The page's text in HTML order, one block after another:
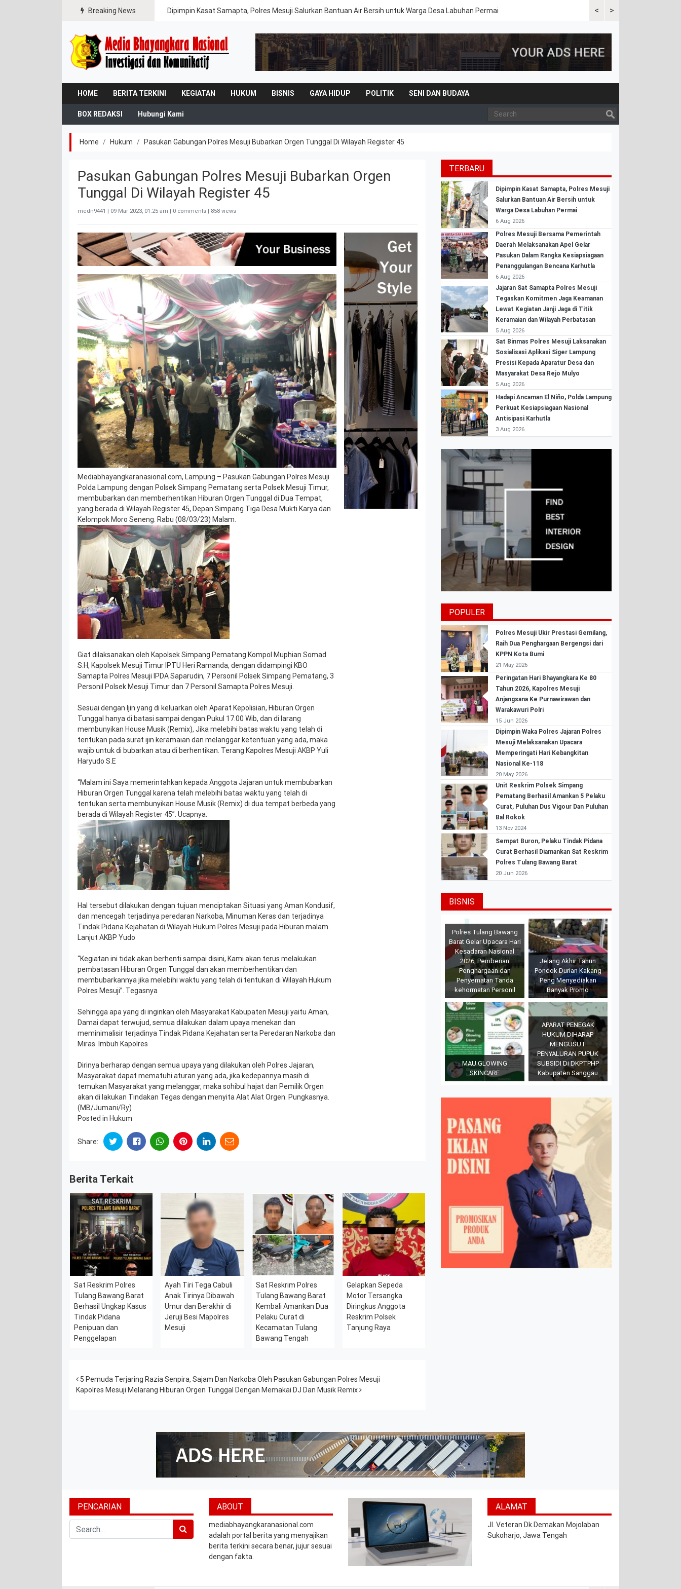
Breaking News <
Dipimpin Kasat Samapta, Polres Mesuji Salurkan Bantuan Air Bersih untuk Warga Desa Labuhan Permai
Polres Mesuji Bersama
>
HOME BERITA TERKINI KEGIATAN HUKUM BISNIS GAYA HIDUP POLITIK SENI DAN BUDAYA
BOX REDAKSI Hubungi Kami
Home Hukum Pasukan Gabungan Polres Mesuji Bubarkan Orgen Tunggal Di Wilayah Register 45
Pasukan Gabungan Polres Mesuji Bubarkan Orgen
Tunggal Di Wilayah Register 45
medn9441 | 09 Mar 2023, 01:25 am | 0 comments | 858 views
Mediabhayangkaranasional.com, Lampung – Pasukan Gabungan Polres Mesuji
Polda Lampung dengan Polsek Simpang Pematang serta Polsek Mesuji Timur,
membubarkan dan memberhentikan Hiburan Orgen Tunggal di Dua Tempat,
yang berada di Wilayah Register 45, Depan Simpang Tiga Desa Mukti Karya dan
Kelompok Moro Seneng. Rabu (08/03/23) Malam.
Giat dilaksanakan oleh Kapolsek Simpang Pematang Kompol Muphian Somad
S.H, Kapolsek Mesuji Timur IPTU Heri Ramanda, dengan didampingi KBO
Samapta Polres Mesuji IPDA Saparudin, 7 Personil Polsek Simpang Pematang, 3
Personil Polsek Mesuji Timur dan 7 Personil Samapta Polres Mesuji.
Sesuai dengan Ijin yang di keluarkan oleh Aparat Kepolisian, Hiburan Orgen
Tunggal hanya di batasi sampai dengan Pukul 17.00 Wib, dan di larang
membunyikan House Musik (Remix), Jika melebihi batas waktu yang telah di
tentukan pada surat ijin keramaian dan melanggar ketentuan yang ada, maka
wajib untuk di bubarkan atau di berhentikan. Terang Kapolres Mesuji AKBP Yuli
Haryudo S.E
“Malam ini Saya memerintahkan kepada Anggota Jajaran untuk membubarkan
Hiburan Orgen Tunggal karena telah melebihi batas waktu yang telah di
tentukan serta membunyikan House Musik (Remix) di dua tempat berbeda yang
berada di Wilayah Register 45”. Ucapnya.
Hal tersebut dilakukan dengan tujuan menciptakan Situasi yang Aman Kondusif,
dan mencegah terjadinya peredaran Narkoba, Minuman Keras dan terjadinya
Tindak Pidana Kejahatan di Wilayah Hukum Polres Mesuji pada Hiburan malam.
Lanjut AKBP Yudo
“Kegiatan ini tidak akan berhenti sampai disini, Kami akan terus melakukan
pembatasan Hiburan Orgen Tunggal dan akan memberhentikan dan
membubarkannya jika melebihi waktu yang telah di tentukan di Wilayah Hukum
Polres Mesuji”. Tegasnya
Sehingga apa yang di inginkan oleh Masyarakat Kabupaten Mesuji yaitu Aman,
Damai dapat terwujud, semua dilakukan dalam upaya menekan dan
meminimalisir terjadinya Tindak Pidana Kejahatan serta Peredaran Narkoba dan
Miras. Imbuh Kapolres
Dirinya berharap dengan semua upaya yang dilakukan oleh Polres Jajaran,
Masyarakat dapat mematuhi aturan yang ada, jika kedepannya masih di
temukan Masyarakat yang melanggar, maka sohibul hajat dan Pemilik Orgen
akan di lakukan Tindakan Tegas dengan menyita Alat Alat Orgen. Pungkasnya.
(MB/Jumani/Ry)
Posted in Hukum
Share:
Berita Terkait
Sat Reskrim Polres
Tulang Bawang Barat
Berhasil Ungkap Kasus
Tindak Pidana
Penipuan dan
Penggelapan
Ayah Tiri Tega Cabuli
Anak Tirinya Dibawah
Umur dan Berakhir di
Jeruji Besi Mapolres
Mesuji
Sat Reskrim Polres
Tulang Bawang Barat
Kembali Amankan Dua
Pelaku Curat di
Kecamatan Tulang
Bawang Tengah
Gelapkan Sepeda
Motor Tersangka
Diringkus Anggota
Reskrim Polsek
Tanjung Raya
Post navigation
5 Pemuda Terjaring Razia Senpira, Sajam Dan Narkoba Oleh Pasukan Gabungan Polres Mesuji
Kapolres Mesuji Melarang Hiburan Orgen Tunggal Dengan Memakai DJ Dan Musik Remix
TERBARU
Dipimpin Kasat Samapta, Polres Mesuji
Salurkan Bantuan Air Bersih untuk
Warga Desa Labuhan Permai
6 Aug 2026
Polres Mesuji Bersama Pemerintah
Daerah Melaksanakan Apel Gelar
Pasukan Dalam Rangka Kesiapsiagaan
Penanggulangan Bencana Karhutla
6 Aug 2026
Jajaran Sat Samapta Polres Mesuji
Tegaskan Komitmen Jaga Keamanan
Lewat Kegiatan Janji Jaga di Titik
Keramaian dan Wilayah Perbatasan
5 Aug 2026
Sat Binmas Polres Mesuji Laksanakan
Sosialisasi Aplikasi Siger Lampung
Presisi Kepada Aparatur Desa dan
Masyarakat Desa Rejo Mulyo
5 Aug 2026
Hadapi Ancaman El Niño, Polda Lampung
Perkuat Kesiapsiagaan Nasional
Antisipasi Karhutla
3 Aug 2026
POPULER
Polres Mesuji Ukir Prestasi Gemilang,
Raih Dua Penghargaan Bergengsi dari
KPPN Kota Bumi
21 May 2026
Peringatan Hari Bhayangkara Ke 80
Tahun 2026, Kapolres Mesuji
Anjangsana Ke Purnawirawan dan
Warakawuri Polri
15 Jun 2026
Dipimpin Waka Polres Jajaran Polres
Mesuji Melaksanakan Upacara
Memperingati Hari Kebangkitan
Nasional Ke-118
20 May 2026
Unit Reskrim Polsek Simpang
Pematang Berhasil Amankan 5 Pelaku
Curat, Puluhan Dus Vigour Dan Puluhan
Bal Rokok
13 Nov 2024
Sempat Buron, Pelaku Tindak Pidana
Curat Berhasil Diamankan Sat Reskrim
Polres Tulang Bawang Barat
20 Jun 2026
BISNIS
Polres Tulang Bawang
Barat Gelar Upacara Hari
Kesadaran Nasional
2026, Pemberian
Penghargaan dan
Penyematan Tanda
kehormatan Personil
Jelang Akhir Tahun
Pondok Durian Kakang
Peng Menyediakan
Banyak Promo
MAU GLOWING
SKINCARE
APARAT PENEGAK
HUKUM DIHARAP
MENGUSUT
PENYALURAN PUPUK
SUBSIDI Di DKPTPHP
Kabupaten Sanggau
PENCARIAN
Search
ABOUT
mediabhayangkaranasional.com
adalah portal berita yang menyajikan
berita terkini secara benar, jujur sesuai
dengan fakta.
ALAMAT
Jl. Veteran Dk.Demakan Mojolaban
Sukoharjo, Jawa Tengah